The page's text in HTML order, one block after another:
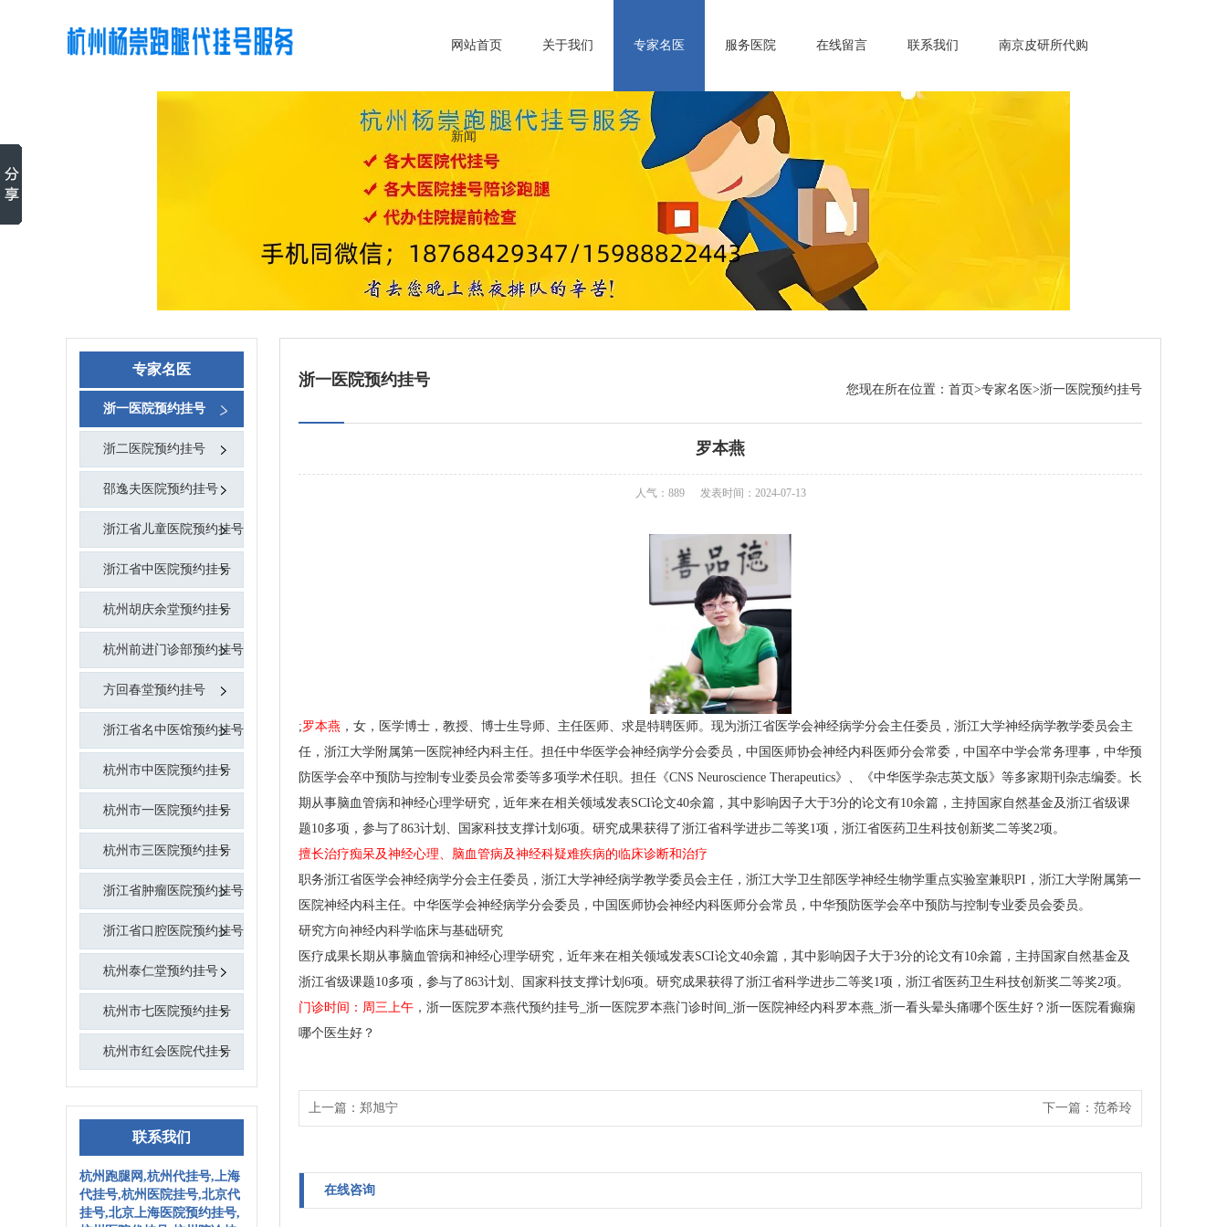
网站首页 关于我们 专家名医 服务医院 在线留言 联系我们 南京皮研所代购
新闻
专家名医
浙一医院预约挂号
浙二医院预约挂号
邵逸夫医院预约挂号
浙江省儿童医院预约挂号
浙江省中医院预约挂号
杭州胡庆余堂预约挂号
杭州前进门诊部预约挂号
方回春堂预约挂号
浙江省名中医馆预约挂号
杭州市中医院预约挂号
杭州市一医院预约挂号
杭州市三医院预约挂号
浙江省肿瘤医院预约挂号
浙江省口腔医院预约挂号
杭州泰仁堂预约挂号
杭州市七医院预约挂号
杭州市红会医院代挂号
联系我们
杭州跑腿网,杭州代挂号,上海
代挂号,杭州医院挂号,北京代
挂号,北京上海医院预约挂号,
您现在所在位置： 首页>专家名医>浙一医院预约挂号
浙一医院预约挂号
罗本燕
人气：889 发表时间：2024-07-13
;罗本燕 ，女， 医学博士，教授、博士生导师、主任医师、求是特聘医师。现为浙江省医学会神经病学分会主任委员，浙江大学神经病学教学委员会主
任，浙江大学附属第一医院神经内科主任。担任中华医学会神经病学分会委员，中国医师协会神经内科医师分会常委，中国卒中学会常务理事，中华预
防医学会卒中预防与控制专业委员会常委等多项学术任职。担任《CNS Neuroscience Therapeutics》、《中华医学杂志英文版》等多家期刊杂志编委。长
期从事脑血管病和神经心理学研究，近年来在相关领域发表SCI论文40余篇，其中影响因子大于3分的论文有10余篇，主持国家自然基金及浙江省级课
题10多项，参与了863计划、国家科技支撑计划6项。研究成果获得了浙江省科学进步二等奖1项，浙江省医药卫生科技创新奖二等奖2项。
擅长治疗痴呆及神经心理、脑血管病及神经科疑难疾病的临床诊断和治疗
职务浙江省医学会神经病学分会主任委员，浙江大学神经病学教学委员会主任，浙江大学卫生部医学神经生物学重点实验室兼职PI，浙江大学附属第一
医院神经内科主任。中华医学会神经病学分会委员，中国医师协会神经内科医师分会常员，中华预防医学会卒中预防与控制专业委员会委员。
研究方向神经内科学临床与基础研究
医疗成果长期从事脑血管病和神经心理学研究，近年来在相关领域发表SCI论文40余篇，其中影响因子大于3分的论文有10余篇，主持国家自然基金及
浙江省级课题10多项，参与了863计划、国家科技支撑计划6项。研究成果获得了浙江省科学进步二等奖1项，浙江省医药卫生科技创新奖二等奖2项。
门诊时间：周三上午 ， 浙一医院罗本燕代预约挂号_浙一医院罗本燕门诊时间_浙一医院神经内科罗本燕 _浙一看头晕头痛哪个医生好？浙一医院看癫痫
哪个医生好？
上一篇： 郑旭宁 下一篇： 范希玲
在线咨询